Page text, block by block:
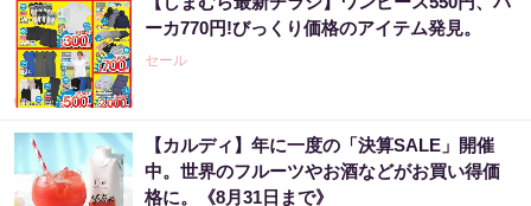
「宝くじ、運じゃなかった」当たる人は“同じ
こと”してる
PR（合同会社デジタルファーム ）
宝くじ当たる人だけが気づいている違い
ーカ770円!びっくり価格のアイテム発見。
セール
【カルディ】年に一度の「決算SALE」開催
中。世界のフルーツやお酒などがお買い得価
格に。《8月31日まで》